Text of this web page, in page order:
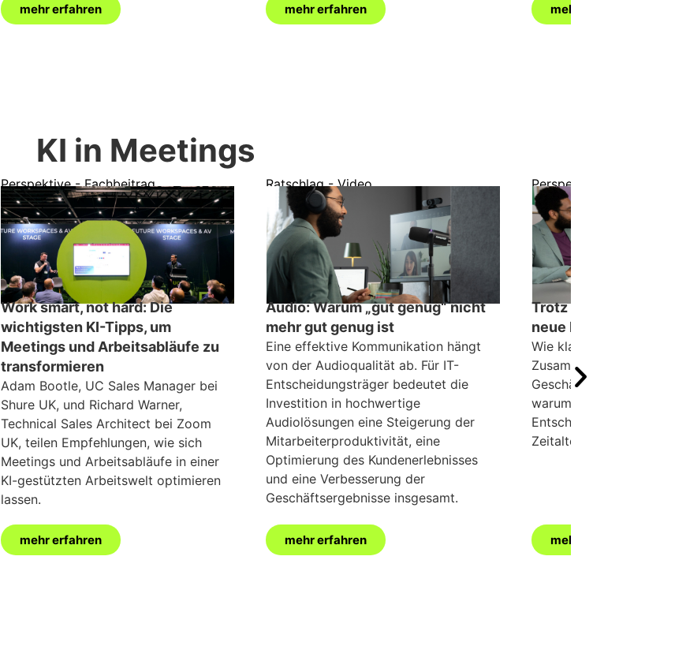
mehr erfahren mehr erfahren mehr erfahren
KI in Meetings
Perspektive - Fachbeitrag
Work smart, not hard: Die
wichtigsten KI-Tipps, um
Meetings und Arbeitsabläufe zu
transformieren
Adam Bootle, UC Sales Manager bei
Shure UK, und Richard Warner,
Technical Sales Architect bei Zoom
UK, teilen Empfehlungen, wie sich
Meetings und Arbeitsabläufe in einer
KI-gestützten Arbeitswelt optimieren
lassen.
mehr erfahren
Ratschlag - Video
Audio: Warum „gut genug“ nicht
mehr gut genug ist
Eine effektive Kommunikation hängt
von der Audioqualität ab. Für IT-
Entscheidungsträger bedeutet die
Investition in hochwertige
Audiolösungen eine Steigerung der
Mitarbeiterproduktivität, eine
Optimierung des Kundenerlebnisses
und eine Verbesserung der
Geschäftsergebnisse insgesamt.
mehr erfahren
Perspektive -
Trotz Disruption
neue Maxime für die
Wie klares Audio die
Zusammenarbeit und
Geschäftserfolg
warum hohe
Entscheidungsträger
Zeitalter entscheidend
mehr erfahren